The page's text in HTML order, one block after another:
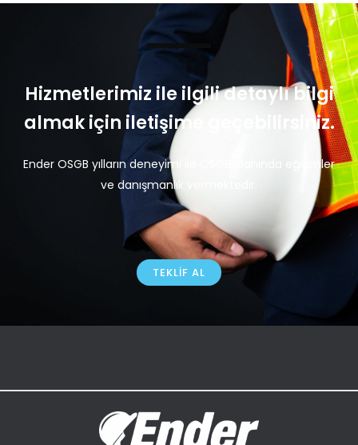
Hizmetlerimiz ile ilgili detaylı bilgi
almak için iletişime geçebilirsiniz.
Ender OSGB yılların deneyimi ile OSGB alanında eğitimler
ve danışmanlık vermektedir.
TEKLIF AL